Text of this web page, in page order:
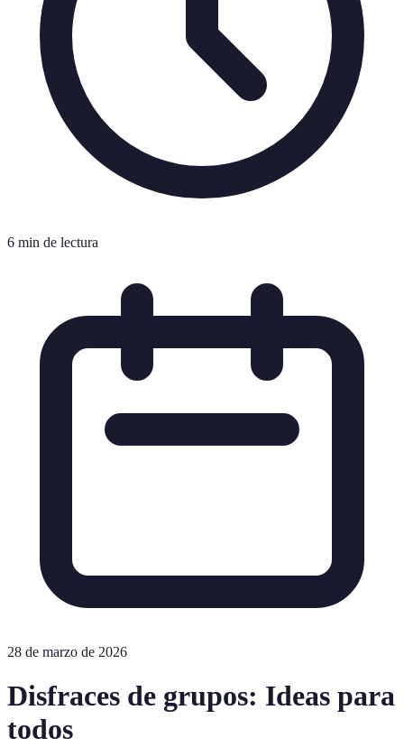
6 min de lectura
28 de marzo de 2026
Disfraces de grupos: Ideas para
todos